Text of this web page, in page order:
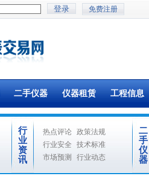
免费注册
二手仪器 仪器租赁 工程信息
行
业
资
讯
热点评论 政策法规
行业安全
技术标准
市场预测
行业动态
二
手
仪
器